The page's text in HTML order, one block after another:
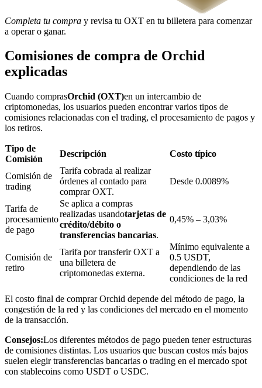
Inversiones exclusivas para titulares de BTR
Préstamos
Servicio de préstamos respaldado por criptomonedas
Inversión automática
Obtenga ganancias a largo plazo e intereses flexibles
Completa tu compra y revisa tu OXT en tu billetera para comenzar
a operar o ganar.
Comisiones de compra de Orchid
explicadas
Cuando comprasOrchid (OXT)en un intercambio de
criptomonedas, los usuarios pueden encontrar varios tipos de
comisiones relacionadas con el trading, el procesamiento de pagos y
los retiros.
Tipo de
Comisión
Descripción Costo típico
Comisión de
trading
Tarifa cobrada al realizar
órdenes al contado para
comprar OXT.
Desde 0.0089%
Tarifa de
procesamiento
de pago
Se aplica a compras
realizadas usandotarjetas de
crédito/débito o
transferencias bancarias.
0,45% – 3,03%
Comisión de
retiro
Tarifa por transferir OXT a
una billetera de
criptomonedas externa.
Mínimo equivalente a
0.5 USDT,
dependiendo de las
condiciones de la red
El costo final de comprar Orchid depende del método de pago, la
congestión de la red y las condiciones del mercado en el momento
de la transacción.
Consejos:Los diferentes métodos de pago pueden tener estructuras
de comisiones distintas. Los usuarios que buscan costos más bajos
suelen elegir transferencias bancarias o trading en el mercado spot
con stablecoins como USDT o USDC.